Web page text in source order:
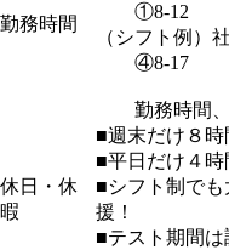
勤務時間
①8-12
（シフト例）
④8-17
勤務時間、
休日・休
暇
■週末だけ８時
■平日だけ４時
■シフト制で
援！
■テスト期間は